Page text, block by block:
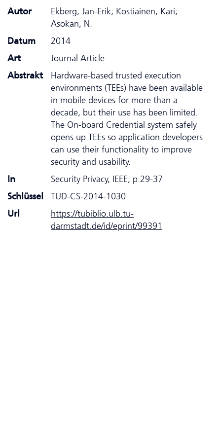
Autor
Ekberg, Jan-Erik; Kostiainen, Kari;
Asokan, N.
Datum
2014
Art
Journal Article
Abstrakt
Hardware-based trusted execution
environments (TEEs) have been available
in mobile devices for more than a
decade, but their use has been limited.
The On-board Credential system safely
opens up TEEs so application developers
can use their functionality to improve
security and usability.
In
Security Privacy, IEEE, p.29-37
Schlüssel
TUD-CS-2014-1030
Url
https://tubiblio.ulb.tu-
darmstadt.de/id/eprint/99391